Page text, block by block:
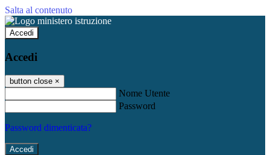
Salta al contenuto
Accedi
Accedi
button close ×
Nome Utente
Password
Password dimenticata?